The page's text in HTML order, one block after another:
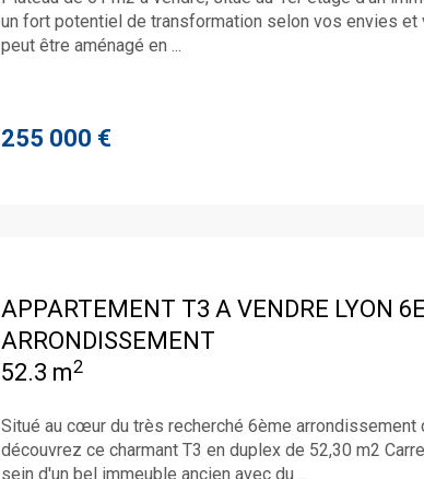
255 000 €
un fort potentiel de transformation selon vos envies et
peut être aménagé en ...
APPARTEMENT T3 A VENDRE LYON
ARRONDISSEMENT
52.3 m2
Situé au cœur du très recherché 6ème arrondissement
découvrez ce charmant T3 en duplex de 52,30 m2
sein d'un bel immeuble ancien avec du ...